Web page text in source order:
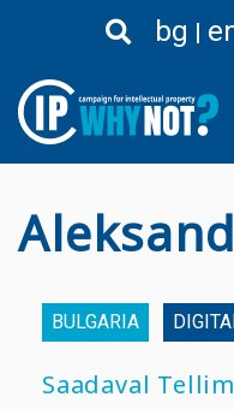
bg
BULGARIA
Saadaval